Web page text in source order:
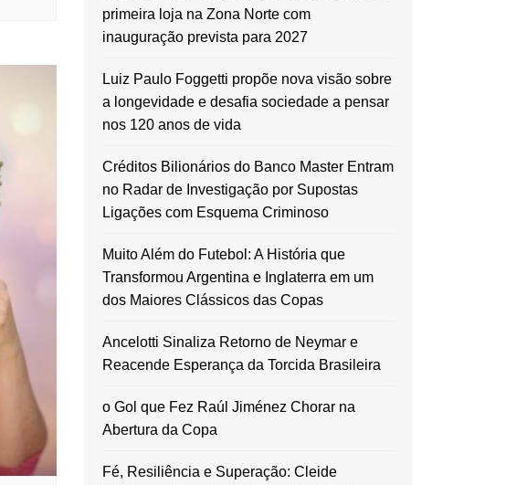
primeira loja na Zona Norte com
inauguração prevista para 2027
Luiz Paulo Foggetti propõe nova visão sobre
a longevidade e desafia sociedade a pensar
nos 120 anos de vida
Créditos Bilionários do Banco Master Entram
no Radar de Investigação por Supostas
Ligações com Esquema Criminoso
Muito Além do Futebol: A História que
Transformou Argentina e Inglaterra em um
dos Maiores Clássicos das Copas
Ancelotti Sinaliza Retorno de Neymar e
Reacende Esperança da Torcida Brasileira
o Gol que Fez Raúl Jiménez Chorar na
Abertura da Copa
Fé, Resiliência e Superação: Cleide